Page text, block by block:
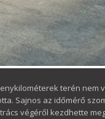
terén
Sajnos az időmérő
végéről kezdhette